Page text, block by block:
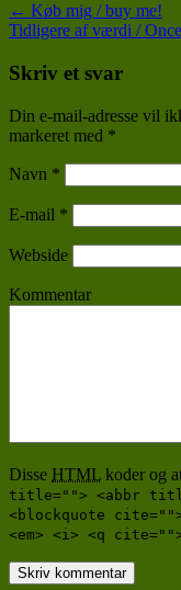
← Køb mig / buy me!
Tidligere af værdi /
Skriv et svar
Din e-mail-adresse vil
markeret med *
Navn *
E-mail *
Webside
Kommentar
Disse HTML koder og
title=""> <abbr
<blockquote
<em> <i> <q